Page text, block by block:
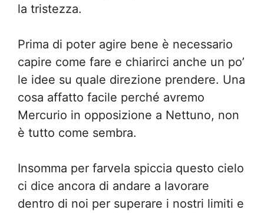
la tristezza.
Prima di poter agire bene è necessario
capire come fare e chiarirci anche un po’
le idee su quale direzione prendere. Una
cosa affatto facile perché avremo
Mercurio in opposizione a Nettuno, non
è tutto come sembra.
Insomma per farvela spiccia questo cielo
ci dice ancora di andare a lavorare
dentro di noi per superare i nostri limiti e